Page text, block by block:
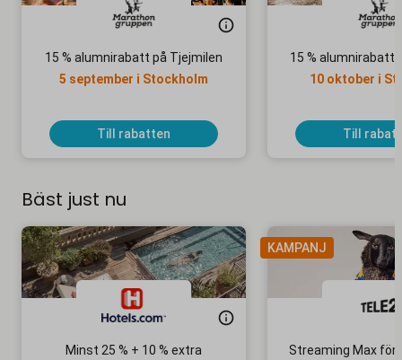
15 % alumnirabatt på Tjejmilen
5 september i Stockholm
Till rabatten
15 % alumnirabatt
10 oktober i
Till
Bäst just nu
Minst 25 % + 10 % extra
KAMPANJ
Streaming Max för